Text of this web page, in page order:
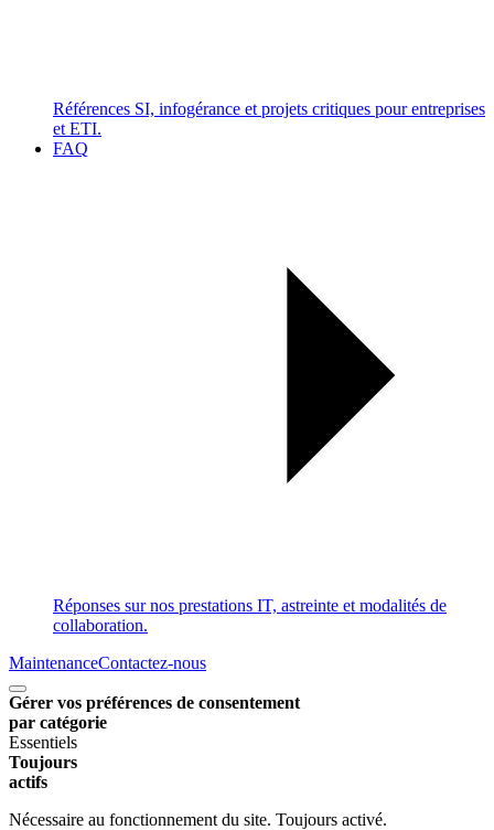
Références SI, infogérance et projets critiques pour entreprises
et ETI.
FAQ
Réponses sur nos prestations IT, astreinte et modalités de
collaboration.
MaintenanceContactez-nous
Gérer vos préférences de consentement
par catégorie
Essentiels
Toujours
actifs
Nécessaire au fonctionnement du site. Toujours activé.